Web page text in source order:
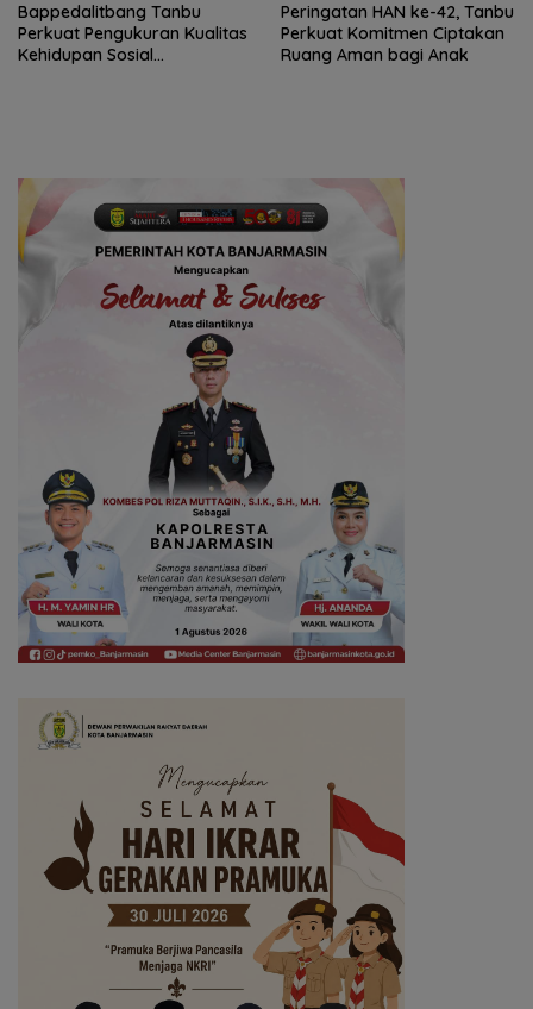
Bappedalitbang Tanbu
Perkuat Pengukuran Kualitas
Kehidupan Sosial
Peringatan HAN ke-42, Tanbu
Perkuat Komitmen Ciptakan
Ruang Aman bagi Anak